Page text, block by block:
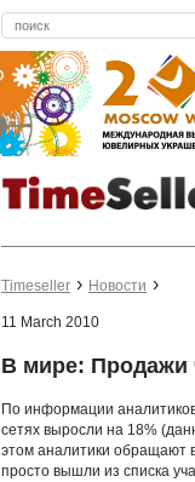
Timeseller Новости
11 March 2010
В мире: Продажи
По информации
сетях выросли на 18%
этом аналитики обращают
просто вышли из списка